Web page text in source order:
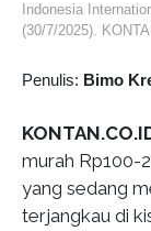
Indonesia
(30/7/2025).
Penulis: Bimo
murah Rp100-
yang sedang
terjangkau di